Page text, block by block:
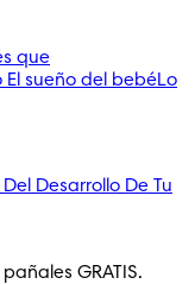
que
El sueño del bebéLo
Del Desarrollo De Tu
GRATIS.